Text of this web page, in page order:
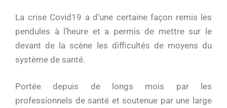
La crise Covid19 a d’une certaine façon remis les
pendules à l’heure et a permis de mettre sur le
devant de la scène les difficultés de moyens du
système de santé.
Portée depuis de longs mois par les
professionnels de santé et soutenue par une large